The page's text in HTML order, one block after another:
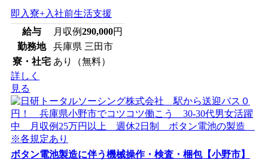
即入寮+入社前生活支援
給与
月収例290,000円
勤務地
兵庫県 三田市
寮・社宅 あり（無料）
詳しく
見る
ボタン電池製造に伴う機械操作・検査・梱包【小野市】